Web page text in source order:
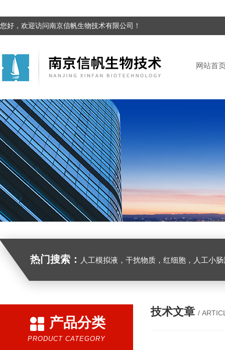
您好，欢迎访问南京信帆生物技术有限公司！
网站首
热门搜索： 人工模拟液，干扰物质，红细胞，人工小
产品分类
PRODUCT CATEGORY
技术文章 /